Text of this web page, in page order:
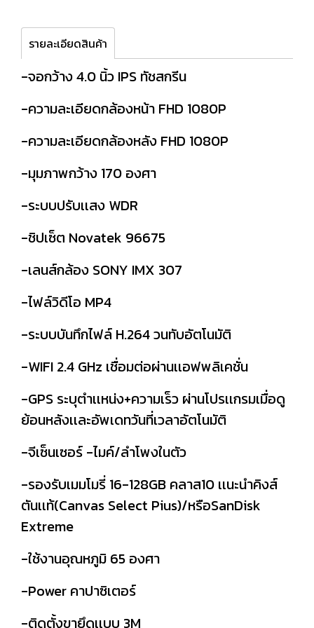
รายละเอียดสินค้า
-จอกว้าง 4.0 นิ้ว IPS ทัชสกรีน
-ความละเอียดกล้องหน้า FHD 1080P
-ความละเอียดกล้องหลัง FHD 1080P
-มุมภาพกว้าง 170 องศา
-ระบบปรับเเสง WDR
-ชิปเซ็ต Novatek 96675
-เลนส์กล้อง SONY IMX 307
-ไฟล์วิดีโอ MP4
-ระบบบันทึกไฟล์ H.264 วนทับอัตโนมัติ
-WIFI 2.4 GHz เชื่อมต่อผ่านเเอฟพลิเคชั่น
-GPS ระบุตำเเหน่ง+ความเร็ว ผ่านโปรเเกรมเมื่อดู
ย้อนหลังเเละอัพเดทวันที่เวลาอัตโนมัติ
-จีเซ็นเซอร์ -ไมค์/ลำโพงในตัว
-รองรับเมมโมรี่ 16-128GB คลาส10 เเนะนำคิงส์
ตันเเท้(Canvas Select Pius)/หรือSanDisk
Extreme
-ใช้งานอุณหภูมิ 65 องศา
-Power คาปาซิเตอร์
-ติดตั้งขายึดเเบบ 3M